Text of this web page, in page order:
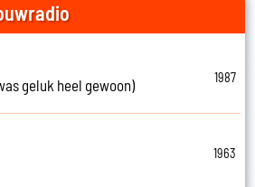
geluk heel gewoon)
1987
1963